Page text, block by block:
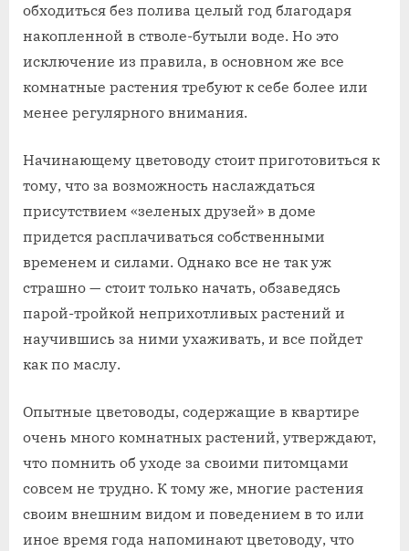
обходиться без полива целый год благодаря
накопленной в стволе-бутыли воде. Но это
исключение из правила, в основном же все
комнатные растения требуют к себе более или
менее регулярного внимания.
Начинающему цветоводу стоит приготовиться к
тому, что за возможность наслаждаться
присутствием «зеленых друзей» в доме
придется расплачиваться собственными
временем и силами. Однако все не так уж
страшно — стоит только начать, обзаведясь
парой-тройкой неприхотливых растений и
научившись за ними ухаживать, и все пойдет
как по маслу.
Опытные цветоводы, содержащие в квартире
очень много комнатных растений, утверждают,
что помнить об уходе за своими питомцами
совсем не трудно. К тому же, многие растения
своим внешним видом и поведением в то или
иное время года напоминают цветоводу, что